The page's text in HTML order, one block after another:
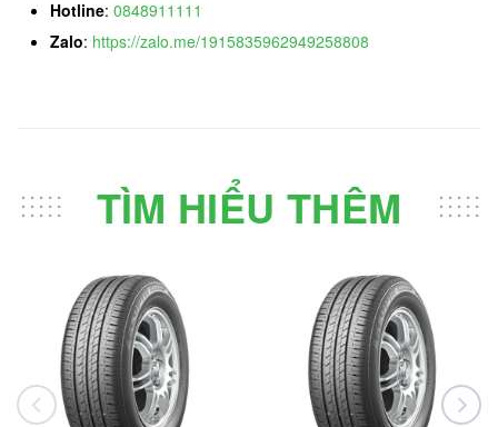
Hotline: 0848911111
Zalo: https://zalo.me/1915835962949258808
TÌM HIỂU THÊM